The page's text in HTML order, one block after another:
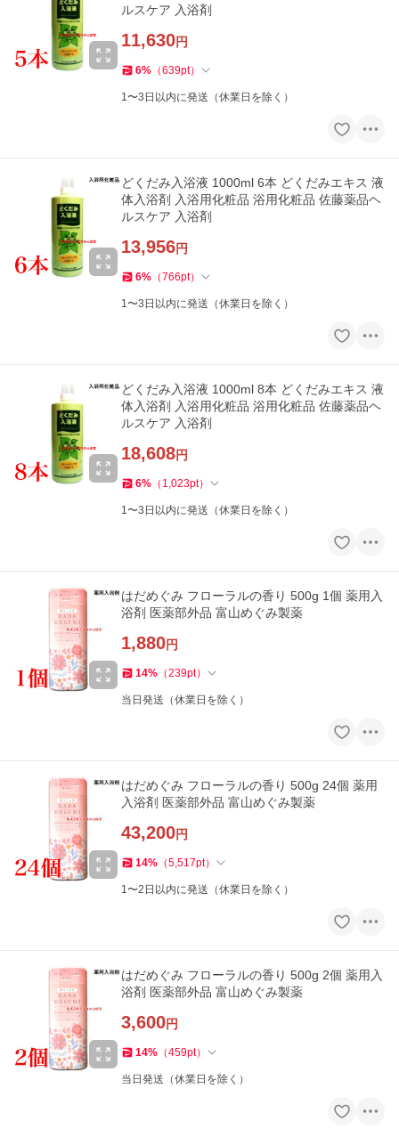
ルスケア 入浴剤
11,630円
6% （639pt）
1〜3日以内に発送（休業日を除く）
どくだみ入浴液 1000ml 6本 どくだみエキス 液
体入浴剤 入浴用化粧品 浴用化粧品 佐藤薬品ヘ
ルスケア 入浴剤
13,956円
6% （766pt）
1〜3日以内に発送（休業日を除く）
どくだみ入浴液 1000ml 8本 どくだみエキス 液
体入浴剤 入浴用化粧品 浴用化粧品 佐藤薬品ヘ
ルスケア 入浴剤
18,608円
6% （ 1,023pt）
1〜3日以内に発送（休業日を除く）
はだめぐみ フローラルの香り 500g 1個 薬用入
浴剤 医薬部外品 富山めぐみ製薬
1,880円
14% （239pt）
当日発送（休業日を除く）
はだめぐみ フローラルの香り 500g 24個 薬用
入浴剤 医薬部外品 富山めぐみ製薬
43,200円
14% （5,517pt）
1〜2日以内に発送（休業日を除く）
はだめぐみ フローラルの香り 500g 2個 薬用入
浴剤 医薬部外品 富山めぐみ製薬
3,600円
14% （459pt）
当日発送（休業日を除く）